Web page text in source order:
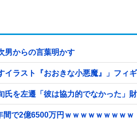
男からの言葉明かす
ラスト『おおきな小悪魔』」フィギ
を左遷「彼は協力的でなかった」
】 福岡県議会「海外視察費」公表！ 3年間で2億6500万円ｗｗｗｗｗｗｗｗｗ